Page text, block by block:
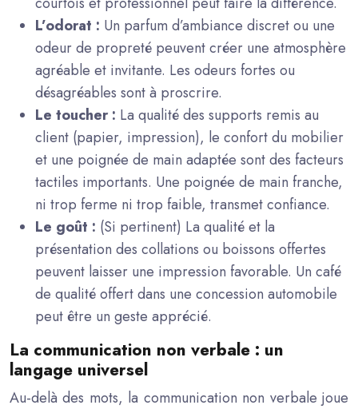
L’odorat : Un parfum d’ambiance discret ou une
odeur de propreté peuvent créer une atmosphère
agréable et invitante. Les odeurs fortes ou
désagréables sont à proscrire.
Le toucher : La qualité des supports remis au
client (papier, impression), le confort du mobilier
et une poignée de main adaptée sont des facteurs
tactiles importants. Une poignée de main franche,
ni trop ferme ni trop faible, transmet confiance.
Le goût : (Si pertinent) La qualité et la
présentation des collations ou boissons offertes
peuvent laisser une impression favorable. Un café
de qualité offert dans une concession automobile
peut être un geste apprécié.
La communication non verbale : un
langage universel
Au-delà des mots, la communication non verbale joue